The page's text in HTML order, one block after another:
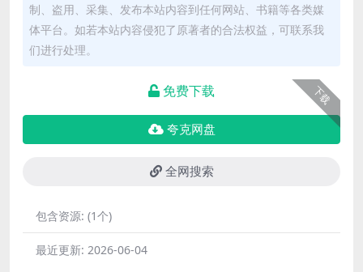
制、盗用、采集、发布本站内容到任何网站、书籍等各类媒
体平台。如若本站内容侵犯了原著者的合法权益，可联系我
们进行处理。
下载
免费下载
夸克网盘
全网搜索
包含资源: (1个)
最近更新: 2026-06-04